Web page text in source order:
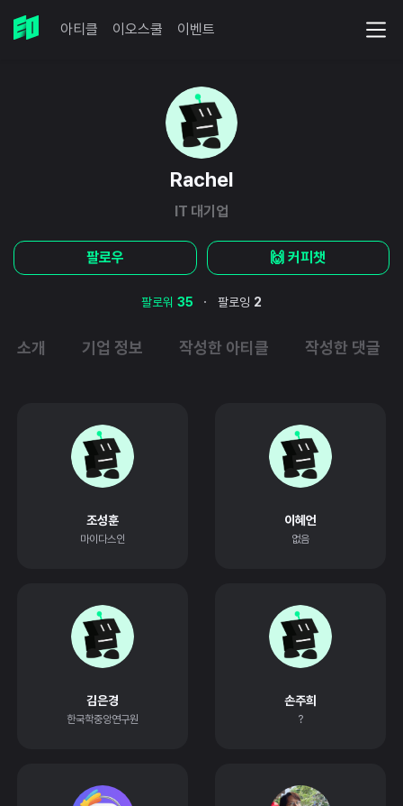
아티클 이오스쿨 이벤트
Rachel
IT 대기업
팔로우 🙌 커피챗
팔로워 35 ·팔로잉 2
소개 기업 정보 작성한 아티클 작성한 댓글
조성훈
마이다스인
이혜언
없음
김은경
한국학중앙연구원
손주희
?